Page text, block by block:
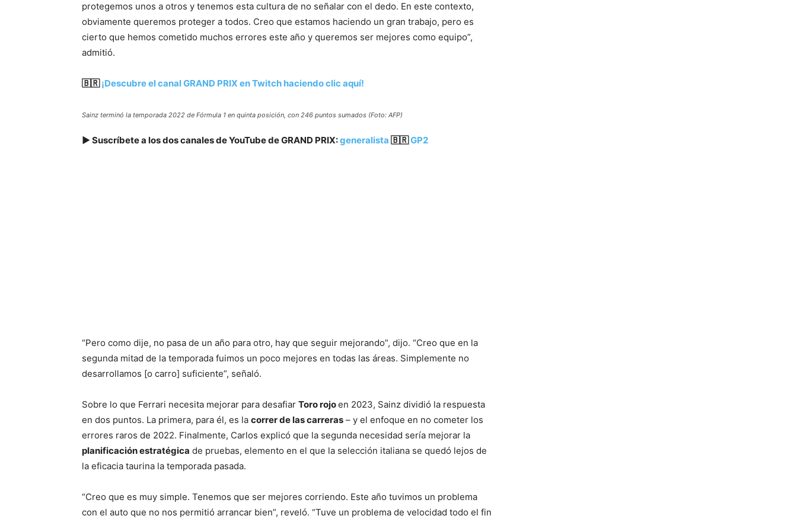
protegemos unos a otros y tenemos esta cultura de no señalar con el dedo. En este contexto,
obviamente queremos proteger a todos. Creo que estamos haciendo un gran trabajo, pero es
cierto que hemos cometido muchos errores este año y queremos ser mejores como equipo”,
admitió.
🇧🇷¡Descubre el canal GRAND PRIX en Twitch haciendo clic aquí!
Sainz terminó la temporada 2022 de Fórmula 1 en quinta posición, con 246 puntos sumados (Foto: AFP)
▶️ Suscríbete a los dos canales de YouTube de GRAND PRIX:generalista 🇧🇷GP2
“Pero como dije, no pasa de un año para otro, hay que seguir mejorando”, dijo. “Creo que en la
segunda mitad de la temporada fuimos un poco mejores en todas las áreas. Simplemente no
desarrollamos [o carro] suficiente”, señaló.
Sobre lo que Ferrari necesita mejorar para desafiar Toro rojoen 2023, Sainz dividió la respuesta
en dos puntos. La primera, para él, es la correr de las carreras – y el enfoque en no cometer los
errores raros de 2022. Finalmente, Carlos explicó que la segunda necesidad sería mejorar la
planificación estratégica de pruebas, elemento en el que la selección italiana se quedó lejos de
la eficacia taurina la temporada pasada.
“Creo que es muy simple. Tenemos que ser mejores corriendo. Este año tuvimos un problema
con el auto que no nos permitió arrancar bien”, reveló. “Tuve un problema de velocidad todo el fin